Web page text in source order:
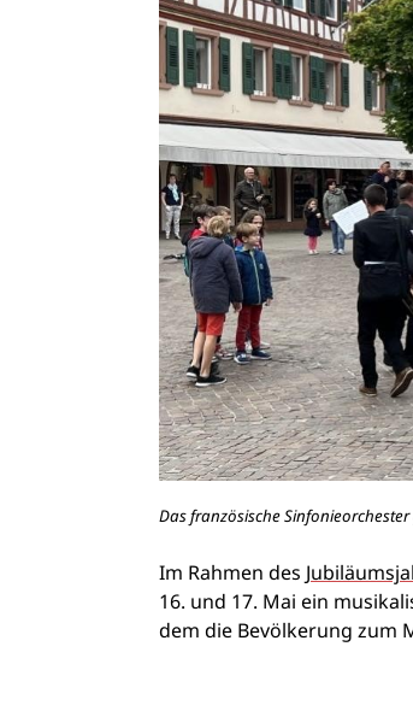
Das französische
Im Rahmen des
16. und 17. Mai ein
dem die Bevölkerung zum